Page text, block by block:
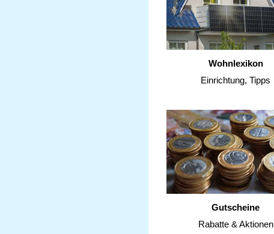
Wohnlexikon
Einrichtung, Tipps
Gutscheine
Rabatte & Aktionen